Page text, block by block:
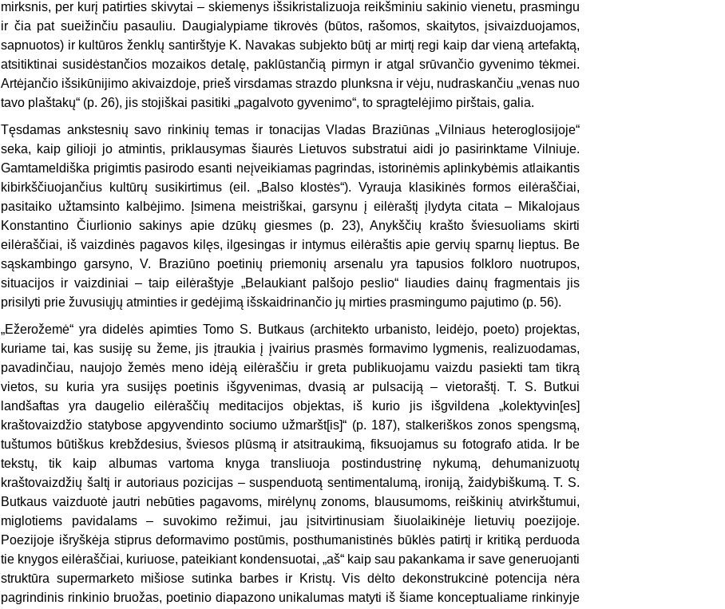
mirksnis, per kurį patirties skivytai – skiemenys išsikristalizuoja reikšminiu sakinio vienetu, prasmingu
ir čia pat sueižinčiu pasauliu. Daugialypiame tikrovės (būtos, rašomos, skaitytos, įsivaizduojamos,
sapnuotos) ir kultūros ženklų santirštyje K. Navakas subjekto būtį ar mirtį regi kaip dar vieną artefaktą,
atsitiktinai susidėstančios mozaikos detalę, paklūstančią pirmyn ir atgal srūvančio gyvenimo tėkmei.
Artėjančio išsikūnijimo akivaizdoje, prieš virsdamas strazdo plunksna ir vėju, nudraskančiu „venas nuo
tavo plaštakų“ (p. 26), jis stojiškai pasitiki „pagalvoto gyvenimo“, to spragtelėjimo pirštais, galia.
Tęsdamas ankstesnių savo rinkinių temas ir tonacijas Vladas Braziūnas „Vilniaus heteroglosijoje“
seka, kaip gilioji jo atmintis, priklausymas šiaurės Lietuvos substratui aidi jo pasirinktame Vilniuje.
Gamtameldiška prigimtis pasirodo esanti neįveikiamas pagrindas, istorinėmis aplinkybėmis atlaikantis
kibirkščiuojančius kultūrų susikirtimus (eil. „Balso klostės“). Vyrauja klasikinės formos eilėraščiai,
pasitaiko užtamsinto kalbėjimo. Įsimena meistriškai, garsynu į eilėraštį įlydyta citata – Mikalojaus
Konstantino Čiurlionio sakinys apie dzūkų giesmes (p. 23), Anykščių krašto šviesuoliams skirti
eilėraščiai, iš vaizdinės pagavos kilęs, ilgesingas ir intymus eilėraštis apie gervių sparnų lieptus. Be
sąskambingo garsyno, V. Braziūno poetinių priemonių arsenalu yra tapusios folkloro nuotrupos,
situacijos ir vaizdiniai – taip eilėraštyje „Belaukiant palšojo peslio“ liaudies dainų fragmentais jis
prisilyti prie žuvusiųjų atminties ir gedėjimą išskaidrinančio jų mirties prasmingumo pajutimo (p. 56).
„Ežerožemė“yradidelės apimties Tomo S. Butkaus (architekto urbanisto, leidėjo, poeto) projektas,
kuriame tai, kas susiję su žeme, jis įtraukia į įvairius prasmės formavimo lygmenis, realizuodamas,
pavadinčiau, naujojo žemės meno idėją eilėraščiu ir greta publikuojamu vaizdu pasiekti tam tikrą
vietos, su kuria yra susijęs poetinis išgyvenimas, dvasią ar pulsaciją – vietoraštį. T. S. Butkui
landšaftas yra daugelio eilėraščių meditacijos objektas, iš kurio jis išgvildena „kolektyvin[es]
kraštovaizdžio statybose apgyvendinto sociumo užmaršt[is]“ (p. 187), stalkeriškos zonos spengsmą,
tuštumos būtiškus krebždesius, šviesos plūsmą ir atsitraukimą, fiksuojamus su fotografo atida. Ir be
tekstų, tik kaip albumas vartoma knyga transliuoja postindustrinę nykumą, dehumanizuotų
kraštovaizdžių šaltį ir autoriaus pozicijas – suspenduotą sentimentalumą, ironiją, žaidybiškumą. T. S.
Butkaus vaizduotė jautri nebūties pagavoms, mirėlynų zonoms, blausumoms, reiškinių atvirkštumui,
miglotiems pavidalams – suvokimo režimui, jau įsitvirtinusiam šiuolaikinėje lietuvių poezijoje.
Poezijoje išryškėja stiprus deformavimo postūmis, posthumanistinės būklės patirtį ir kritiką perduoda
tie knygos eilėraščiai, kuriuose, pateikiant kondensuotai, „aš“ kaip sau pakankama ir save generuojanti
struktūra supermarketo mišiose sutinka barbes ir Kristų. Vis dėlto dekonstrukcinė potencija nėra
pagrindinis rinkinio bruožas, poetinio diapazono unikalumas matyti iš šiame konceptualiame rinkinyje